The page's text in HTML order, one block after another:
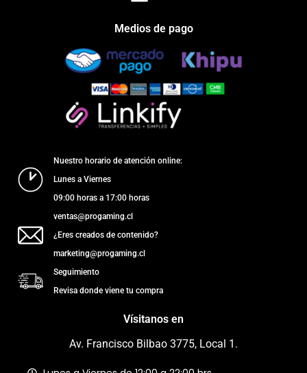
Medios de pago
Nuestro horario de atención online:
Lunes a Viernes
09:00 horas a 17:00 horas
ventas@progaming.cl
¿Eres creados de contenido?
marketing@progaming.cl
Seguimiento
Revisa donde viene tu compra
Vísitanos en
Av. Francisco Bilbao 3775, Local 1.